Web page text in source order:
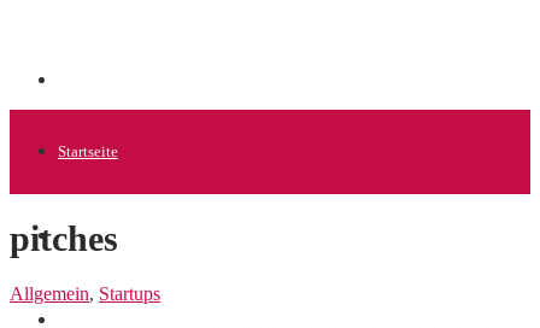
Startseite
Allgemein
pitches
Allgemein, Startups